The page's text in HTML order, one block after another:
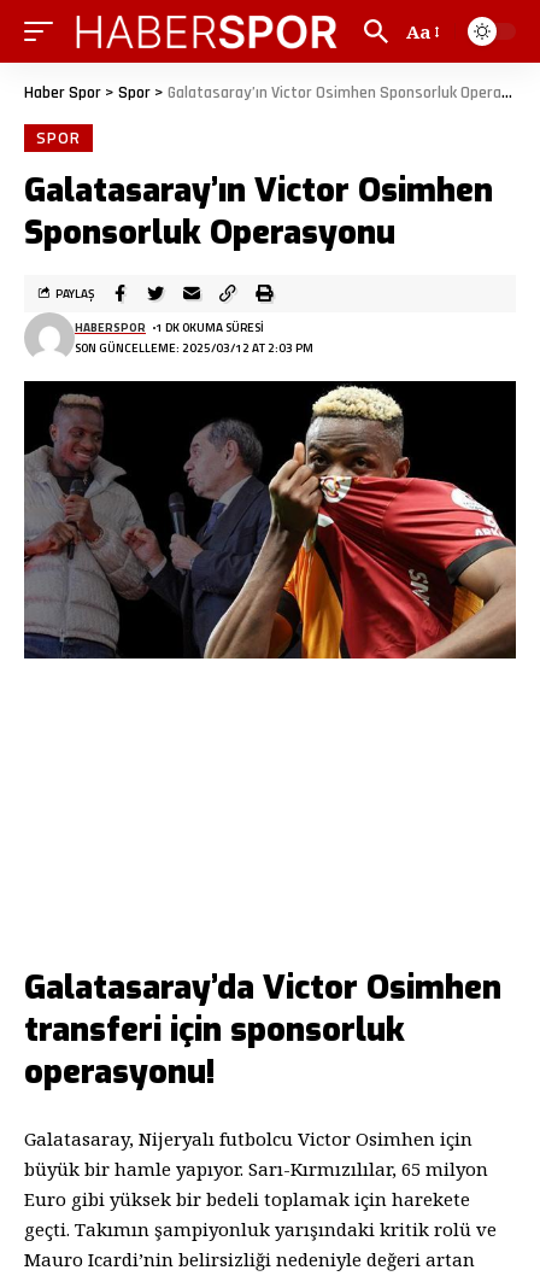
Aa
Haber Spor > Spor > Galatasaray’ın Victor Osimhen Sponsorluk Operasyonu
SPOR
Galatasaray’ın Victor Osimhen
Sponsorluk Operasyonu
SON GÜNCELLEME: 2025/03/12 AT 2:03 PM
HABERSPOR 1 DK OKUMA SÜRESI
PAYLAŞ
Galatasaray’da Victor Osimhen
transferi için sponsorluk
operasyonu!
Galatasaray, Nijeryalı futbolcu Victor Osimhen için
büyük bir hamle yapıyor. Sarı-Kırmızılılar, 65 milyon
Euro gibi yüksek bir bedeli toplamak için harekete
geçti. Takımın şampiyonluk yarışındaki kritik rolü ve
Mauro Icardi’nin belirsizliği nedeniyle değeri artan